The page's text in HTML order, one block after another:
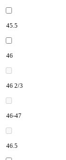
45.5
46
46 2/3
46-47
46.5